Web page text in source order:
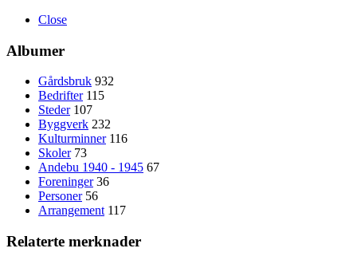
Close
Albumer
Gårdsbruk 932
Bedrifter 115
Steder 107
Byggverk 232
Kulturminner 116
Skoler 73
Andebu 1940 - 1945 67
Foreninger 36
Personer 56
Arrangement 117
Relaterte merknader